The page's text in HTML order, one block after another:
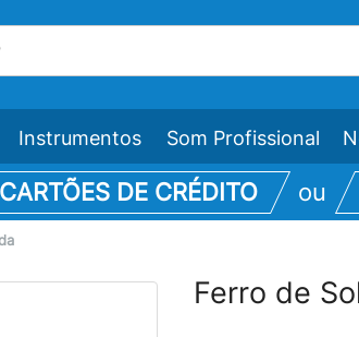
Instrumentos Som Profissional
DE CRÉDITO ou
Ferro de